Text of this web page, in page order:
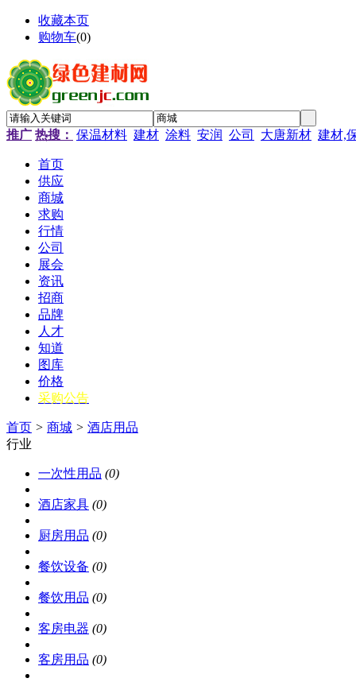
收藏本页
购物车(0)
推广 热搜： 保温材料 建材 涂料 安润 公司 大唐新材 建材,
首页
供应
商城
求购
行情
公司
展会
资讯
招商
品牌
人才
知道
图库
价格
采购公告
首页 > 商城 > 酒店用品
行业
一次性用品 (0)
酒店家具 (0)
厨房用品 (0)
餐饮设备 (0)
餐饮用品 (0)
客房电器 (0)
客房用品 (0)